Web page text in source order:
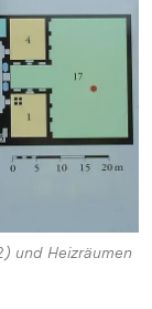
und Heizräumen